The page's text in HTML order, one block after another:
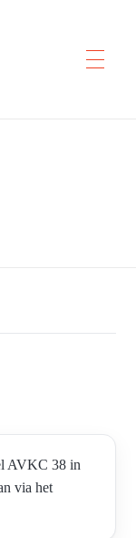
AVKC 38 in
via het